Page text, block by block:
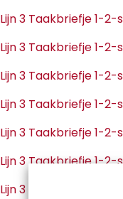
Lijn 3 Taakbriefje 1-
Lijn 3 Taakbriefje 1-
Lijn 3 Taakbriefje 1-
Lijn 3 Taakbriefje 1-
Lijn 3 Taakbriefje 1-2-
Lijn 3 Taakbriefje 1-
Lijn 3 Taakbriefje 3-